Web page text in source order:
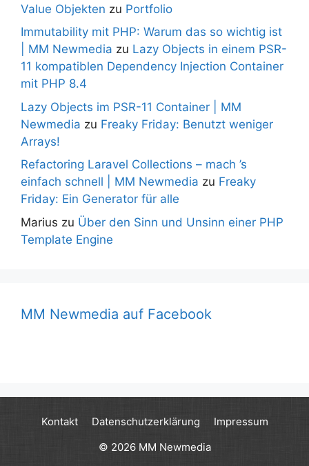
Value Objekten zu Portfolio
Immutability mit PHP: Warum das so wichtig ist
| MM Newmedia zu Lazy Objects in einem PSR-
11 kompatiblen Dependency Injection Container
mit PHP 8.4
Lazy Objects im PSR-11 Container | MM
Newmedia zu Freaky Friday: Benutzt weniger
Arrays!
Refactoring Laravel Collections – mach ’s
einfach schnell | MM Newmedia zu Freaky
Friday: Ein Generator für alle
Marius zu Über den Sinn und Unsinn einer PHP
Template Engine
MM Newmedia auf Facebook
Kontakt Datenschutzerklärung
Impressum
© 2026 MM Newmedia